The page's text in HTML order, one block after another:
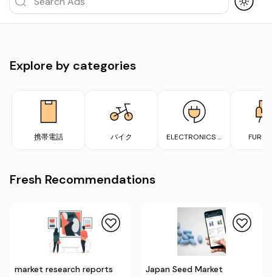
Explore by categories
携帯電話 バイク
ELECTRONICS &
Fresh Recommendations
market research reports
Japan Seed Market